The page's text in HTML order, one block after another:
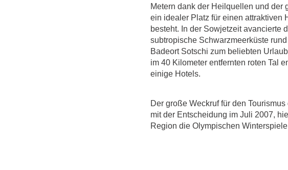
Metern dank der Heilquellen und der
ein idealer Platz für einen attraktiven
besteht. In der Sowjetzeit avancierte
subtropische Schwarzmeerküste
Badeort Sotschi zum beliebten
im 40 Kilometer entfernten roten Tal
einige Hotels.
Der große Weckruf für den Tourismus
mit der Entscheidung im Juli 2007,
Region die Olympischen